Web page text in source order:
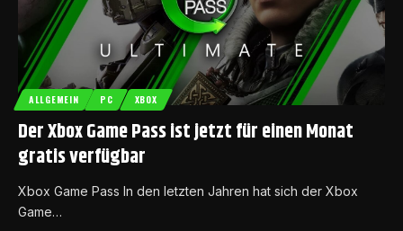
ALLGEMEIN PC XBOX
Der Xbox Game Pass ist jetzt für einen Monat
gratis verfügbar
Xbox Game Pass In den letzten Jahren hat sich der Xbox
Game…